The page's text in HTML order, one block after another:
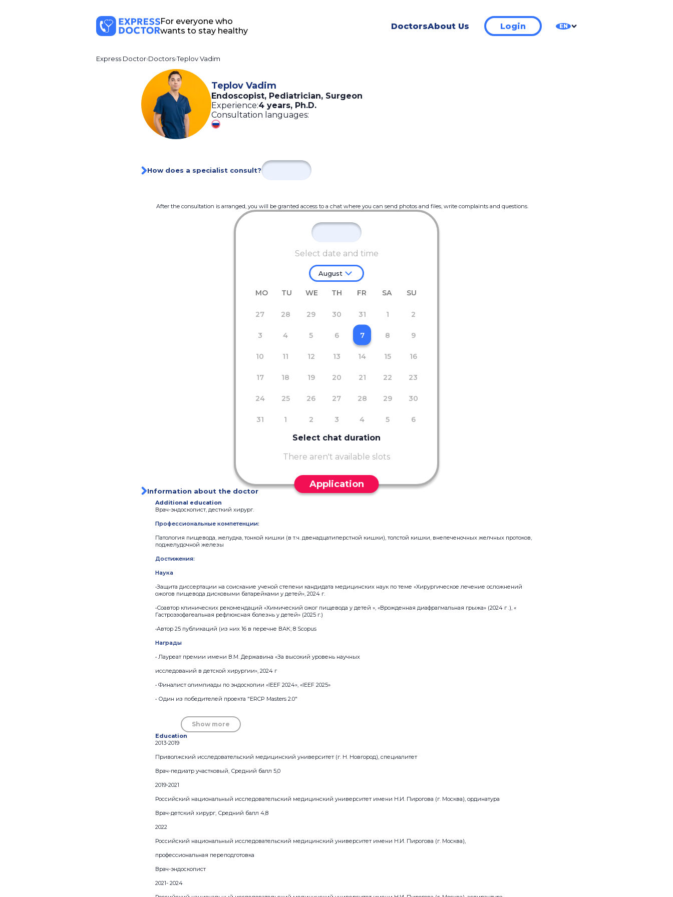
For everyone who
wants to stay healthy
DoctorsAbout Us Login EN
Express Doctor Doctors Teplov Vadim
Teplov Vadim
Endoscopist, Pediatrician, Surgeon
Experience:4 years, Ph.D.
Consultation languages:
How does a specialist consult?
After the consultation is arranged, you will be granted access to a chat where you can send photos and files, write complaints and questions.
Select date and time
August
MO TU WE TH FR SA SU
27 28 29 30 31 1 2
3 4 5 6 7 8 9
10 11 12 13 14 15 16
17 18 19 20 21 22 23
24 25 26 27 28 29 30
31 1 2 3 4 5 6
Select chat duration
There aren't available slots
Application
Information about the doctor
Additional education
Врач-эндоскопист, десткий хирург.
Профессиональные компетенции:
Патология пищевода, желудка, тонкой кишки (в т.ч. двенадцатиперстной кишки), толстой кишки, внепеченочных желчных протоков,
поджелудочной железы
Достижения:
Наука
•Защита диссертации на соискание ученой степени кандидата медицинских наук по теме «Хирургическое лечение осложнений
ожогов пищевода дисковыми батарейками у детей», 2024 г.
•Соавтор клинических рекомендаций «Химический ожог пищевода у детей », «Врожденная диафрагмальная грыжа» (2024 г .), «
Гастроэзофагеальная рефлюксная болезнь у детей» (2025 г.)
•Автор 25 публикаций (из них 16 в перечне ВАК; 8 Scopus
Награды
• Лауреат премии имени В.М. Державина «За высокий уровень научных
исследований в детской хирургии», 2024 г
• Финалист олимпиады по эндоскопии «IEEF 2024», «IEEF 2025»
• Один из победителей проекта "ERCP Masters 2.0"
Show more
Education
2013-2019
Приволжский исследовательский медицинский университет (г. Н. Новгород), специалитет
Врач-педиатр участковый, Средний балл 5,0
2019-2021
Российский национальный исследовательский медицинский университет имени Н.И. Пирогова (г. Москва), ординатура
Врач-детский хирург, Средний балл 4,8
2022
Российский национальный исследовательский медицинский университет имени Н.И. Пирогова (г. Москва),
профессиональная переподготовка
Врач-эндоскопист
2021- 2024